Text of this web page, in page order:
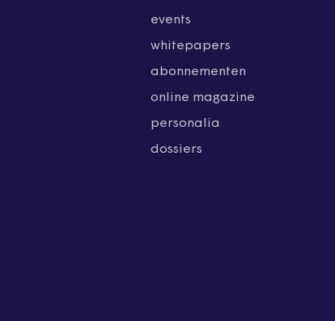
events
whitepapers
abonnementen
online magazine
personalia
dossiers